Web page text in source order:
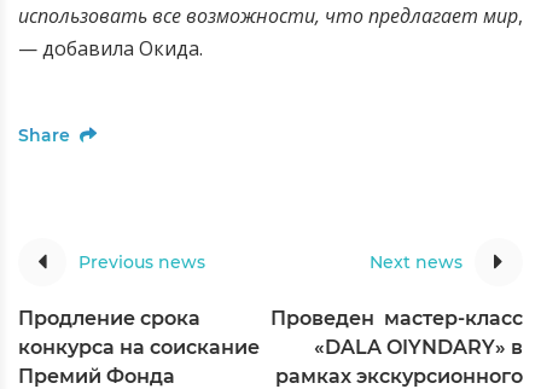
использовать все возможности, что предлагает мир,
— добавила Окида.
Share
Previous news
Продление срока
конкурса на соискание
Премий Фонда
Next news
Проведен мастер-класс
«DALA OIYNDARY» в
рамках экскурсионного